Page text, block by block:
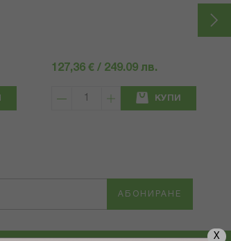
X
127,36 € / 249.09 лв.
КУПИ
АБОНИРАНЕ